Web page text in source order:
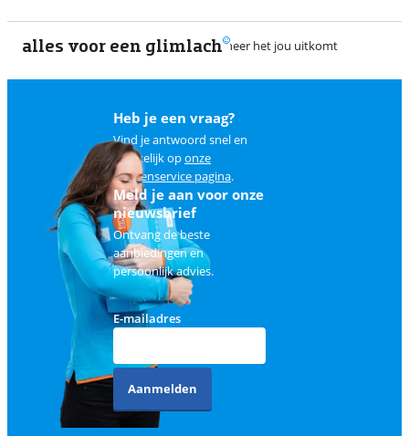
alles voor een glimlach
Heb je een vraag?
Vind je antwoord snel en
makkelijk oponze
klantenservice pagina.
Meld je aan voor onze
nieuwsbrief
Ontvang de beste
aanbiedingen en
persoonlijk advies.
E-mailadres
Aanmelden